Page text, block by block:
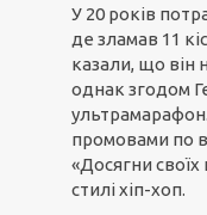
У 20 років
де зламав 11
казали, що він
однак згодом
промовами по
«Досягни своїх
стилі хіп-хоп.